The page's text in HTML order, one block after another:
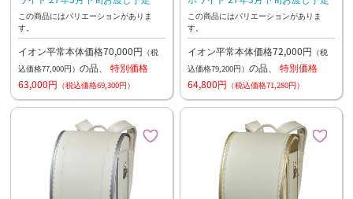
この商品にはバリエーションがありま
す。
イオン平常本体価格70,000円 （税
込価格77,000円） の品、 特別価格
63,000円 （税込価格69,300円）
この商品にはバリエーションがありま
す。
イオン平常本体価格72,000円 （税
込価格79,200円） の品、 特別価格
64,800円 （税込価格71,280円）